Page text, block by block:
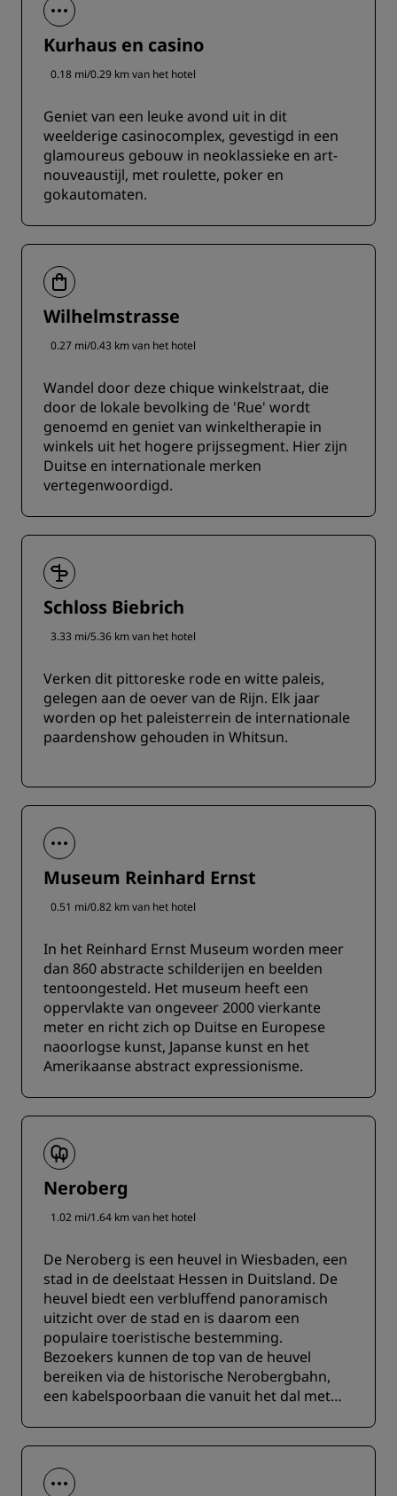
Kurhaus en casino
0.18 mi/0.29 km van het hotel
Geniet van een leuke avond uit in dit
weelderige casinocomplex, gevestigd in een
glamoureus gebouw in neoklassieke en art-
nouveaustijl, met roulette, poker en
gokautomaten.
Wilhelmstrasse
0.27 mi/0.43 km van het hotel
Wandel door deze chique winkelstraat, die
door de lokale bevolking de 'Rue' wordt
genoemd en geniet van winkeltherapie in
winkels uit het hogere prijssegment. Hier zijn
Duitse en internationale merken
vertegenwoordigd.
Schloss Biebrich
3.33 mi/5.36 km van het hotel
Verken dit pittoreske rode en witte paleis,
gelegen aan de oever van de Rijn. Elk jaar
worden op het paleisterrein de internationale
paardenshow gehouden in Whitsun.
Museum Reinhard Ernst
0.51 mi/0.82 km van het hotel
In het Reinhard Ernst Museum worden meer
dan 860 abstracte schilderijen en beelden
tentoongesteld. Het museum heeft een
oppervlakte van ongeveer 2000 vierkante
meter en richt zich op Duitse en Europese
naoorlogse kunst, Japanse kunst en het
Amerikaanse abstract expressionisme.
Neroberg
1.02 mi/1.64 km van het hotel
De Neroberg is een heuvel in Wiesbaden, een
stad in de deelstaat Hessen in Duitsland. De
heuvel biedt een verbluffend panoramisch
uitzicht over de stad en is daarom een
populaire toeristische bestemming.
Bezoekers kunnen de top van de heuvel
bereiken via de historische Nerobergbahn,
een kabelspoorbaan die vanuit het dal met